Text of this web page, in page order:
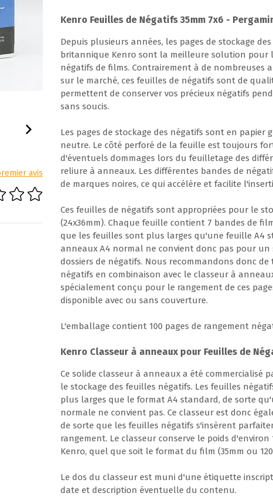
avis
Kenro Feuilles de Négatifs 35mm 7x6 -
Depuis plusieurs années, les pages de stockage
britannique Kenro sont la meilleure solution pour
négatifs de films. Contrairement à de nombreuses
sur le marché, ces feuilles de négatifs sont de
permettent de conserver vos précieux négatifs
sans soucis.
Les pages de stockage des négatifs sont en papier
neutre. Le côté perforé de la feuille est toujours
d'éventuels dommages lors du feuilletage des
reliure à anneaux. Les différentes bandes de
de marques noires, ce qui accélère et facilite
Ces feuilles de négatifs sont appropriées pour le
(24x36mm). Chaque feuille contient 7 bandes de
que les feuilles sont plus larges qu'une feuille A4
anneaux A4 normal ne convient donc pas pour un
dossiers de négatifs. Nous recommandons donc
négatifs en combinaison avec le classeur à
spécialement conçu pour le rangement de ces
disponible avec ou sans couverture.
L'emballage contient 100 pages de rangement
Kenro Classeur à anneaux pour Feuilles de
Ce solide classeur à anneaux a été commercialisé
le stockage des feuilles négatifs. Les feuilles
plus larges que le format A4 standard, de sorte
normale ne convient pas. Ce classeur est donc
de sorte que les feuilles négatifs s'insèrent
rangement. Le classeur conserve le poids d'environ
Kenro, quel que soit le format du film (35mm ou
Le dos du classeur est muni d'une étiquette
date et description éventuelle du contenu.